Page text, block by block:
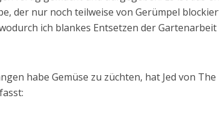
der nur noch teilweise von Gerümpel
ich blankes Entsetzen der Gartenarbeit
habe Gemüse zu züchten, hat Jed von The